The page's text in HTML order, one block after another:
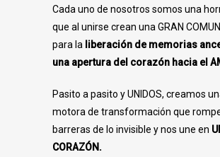
Cada uno de nosotros somos una
que al unirse crean una GRAN
para la liberación de memorias
una apertura del corazón hacia el
Pasito a pasito y UNIDOS, creamos
motora de transformación que
barreras de lo invisible y nos une en
CORAZÓN.